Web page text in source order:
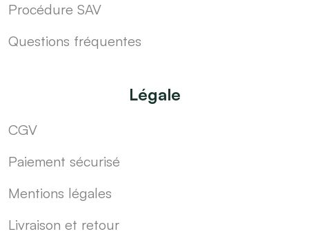
Procédure SAV
Questions fréquentes
Légale
CGV
Paiement sécurisé
Mentions légales
Livraison et retour